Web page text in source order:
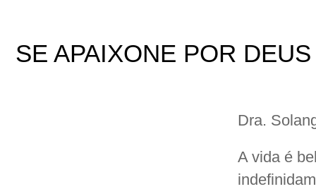
SE APAIXONE POR DEUS
Dra.
A vida é